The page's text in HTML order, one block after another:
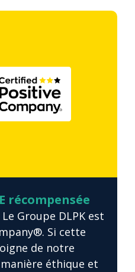
récompensée
Groupe DLPK est
Si cette
de notre
éthique et